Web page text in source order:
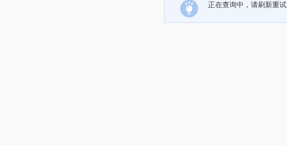
正在查询中，请刷新重试